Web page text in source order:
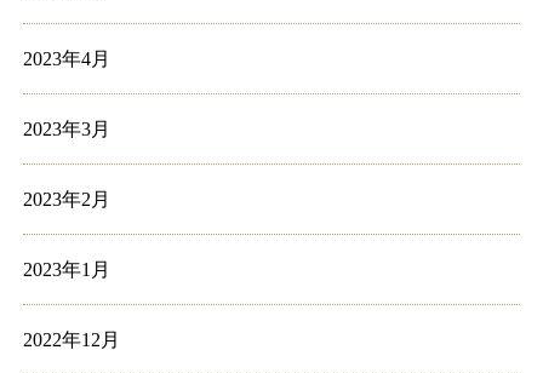
2023年4月
2023年3月
2023年2月
2023年1月
2022年12月